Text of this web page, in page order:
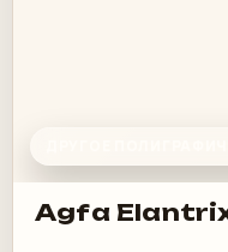
Agfa Elantrix